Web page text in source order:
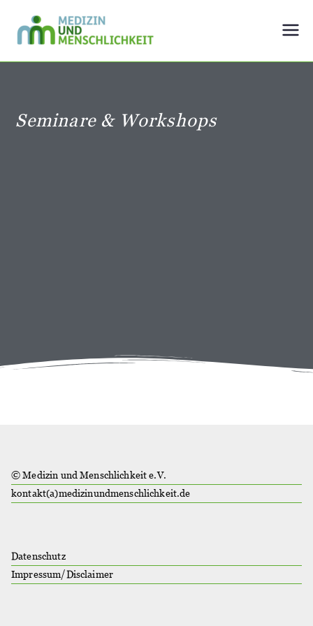
Menschlichkeit
Seminare & Workshops
© Medizin und Menschlichkeit e.V.
kontakt(a)medizinundmenschlichkeit.de
Datenschutz
Impressum/Disclaimer